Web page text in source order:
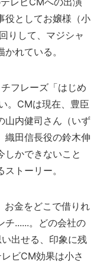
役としてお嬢様（小
りして、マジシャ
れている。
フレーズ「はじめ
。CMは現在、豊臣
山内健司さん（いず
織田信長役の鈴木伸
しかできないこと
トーリー。
金をどこで借りれ
チ......。どの会社の
出せる、印象に残
ビCM効果は小さ